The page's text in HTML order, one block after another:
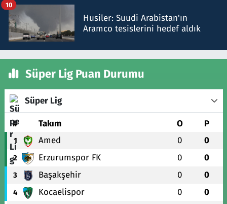
Husiler: Suudi Arabistan'ın
Aramco tesislerini hedef aldık
10
Süper Lig Puan Durumu
Süper Lig
# Takım O P
1 Amed 0 0
2 Erzurumspor FK 0 0
3 Başakşehir 0 0
4 Kocaelispor 0 0